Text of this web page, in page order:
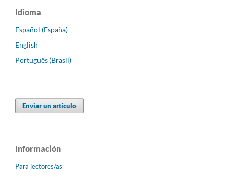
Idioma
Español (España)
English
Português (Brasil)
Enviar un artículo
Información
Para lectores/as